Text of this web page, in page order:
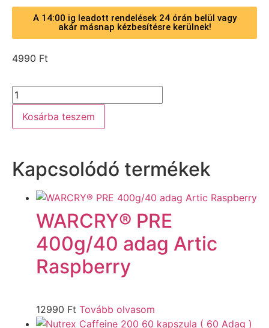
A 14:00 ig leadott rendelések 24 órán belül vagy
akár másnap kézbesítésre kerülnek!
4990 Ft
Kosárba teszem
Kapcsolódó termékek
WARCRY® PRE
400g/40 adag Artic
Raspberry
12990 Ft Tovább olvasom